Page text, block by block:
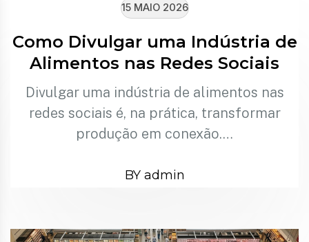
15 MAIO 2026
Como Divulgar uma Indústria de
Alimentos nas Redes Sociais
Divulgar uma indústria de alimentos nas
redes sociais é, na prática, transformar
produção em conexão.…
BY admin